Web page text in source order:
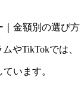
金額別の選び
やTikTokでは、
います。